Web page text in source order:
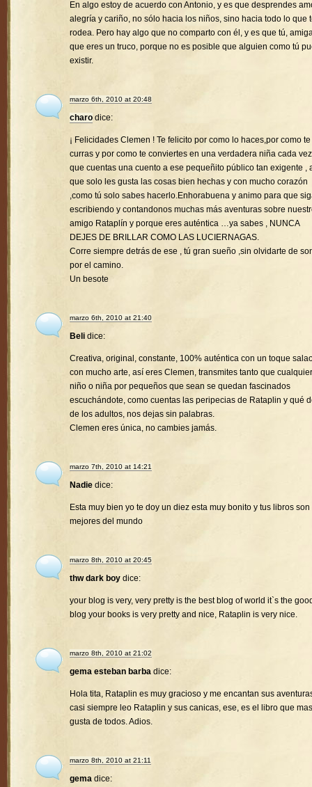
En algo estoy de acuerdo con Antonio, y es que desprendes
alegría y cariño, no sólo hacia los niños, sino hacia todo lo que
rodea. Pero hay algo que no comparto con él, y es que tú,
que eres un truco, porque no es posible que alguien como tú
existir.
marzo 6th, 2010 at 20:48
charo dice:
¡ Felicidades Clemen ! Te felicito por como lo haces,por como
curras y por como te conviertes en una verdadera niña cada vez
que cuentas una cuento a ese pequeñito público tan exigente ,
que solo les gusta las cosas bien hechas y con mucho corazón
,como tú solo sabes hacerlo.Enhorabuena y animo para que
escribiendo y contandonos muchas más aventuras sobre
amigo Rataplín y porque eres auténtica …ya sabes , NUNCA
DEJES DE BRILLAR COMO LAS LUCIERNAGAS.
Corre siempre detrás de ese , tú gran sueño ,sin olvidarte de
por el camino.
Un besote
marzo 6th, 2010 at 21:40
Beli dice:
Creativa, original, constante, 100% auténtica con un toque
con mucho arte, así eres Clemen, transmites tanto que cualquier
niño o niña por pequeños que sean se quedan fascinados
escuchándote, como cuentas las peripecias de Rataplin y qué
de los adultos, nos dejas sin palabras.
Clemen eres única, no cambies jamás.
marzo 7th, 2010 at 14:21
Nadie dice:
Esta muy bien yo te doy un diez esta muy bonito y tus libros son
mejores del mundo
marzo 8th, 2010 at 20:45
thw dark boy dice:
your blog is very, very pretty is the best blog of world it`s the
blog your books is very pretty and nice, Rataplin is very nice.
marzo 8th, 2010 at 21:02
gema esteban barba dice:
Hola tita, Rataplin es muy gracioso y me encantan sus
casi siempre leo Rataplin y sus canicas, ese, es el libro que
gusta de todos. Adios.
marzo 8th, 2010 at 21:11
gema dice: